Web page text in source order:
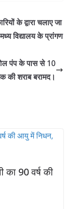
के द्वारा चलाए जा
विद्यालय के प्रांगण
पंप के पास से 10
की शराब बरामद।
का 90 वर्ष की